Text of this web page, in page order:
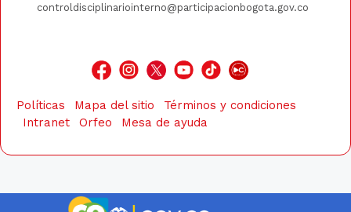
controldisciplinariointerno@participacionbogota.gov.co
Políticas Mapa del sitio
Términos y condiciones
Intranet
Orfeo Mesa de ayuda